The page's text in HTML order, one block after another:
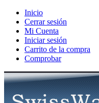
Inicio
Cerrar sesión
Mi Cuenta
Iniciar sesión
Carrito de la compra
Comprobar